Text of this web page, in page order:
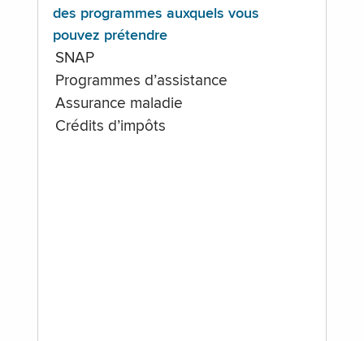
des programmes auxquels vous
pouvez prétendre
SNAP
Programmes d’assistance
Assurance maladie
Crédits d’impôts